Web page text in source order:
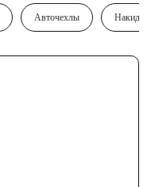
Авточехлы Накидки